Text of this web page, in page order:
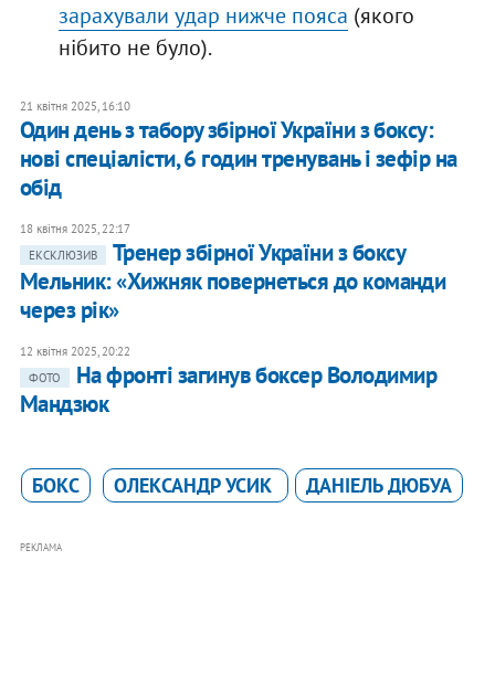
зарахували удар нижче пояса (якого
нібито не було).
21 квітня 2025, 16:10
Один день з табору збірної України з боксу:
нові спеціалісти, 6 годин тренувань і зефір на
обід
18 квітня 2025, 22:17
ЕКСКЛЮЗИВ
Тренер збірної України з боксу
Мельник: «Хижняк повернеться до команди
через рік»
12 квітня 2025, 20:22
ФОТО
На фронті загинув боксер Володимир
Мандзюк
БОКС ОЛЕКСАНДР УСИК ДАНІЕЛЬ ДЮБУА
РЕКЛАМА